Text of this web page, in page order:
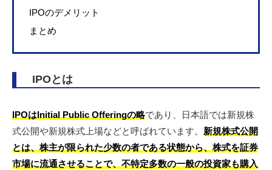
IPOのデメリット
まとめ
IPOとは
IPOはInitial Public Offeringの略であり、日本語では新規株
式公開や新規株式上場などと呼ばれています。 新規株式公開
とは、株主が限られた少数の者である状態から、株式を証券
市場に流通させることで、不特定多数の一般の投資家も購入